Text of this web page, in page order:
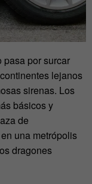
pasa por surcar
lejanos
sirenas. Los
básicos y
de
una metrópolis
dragones